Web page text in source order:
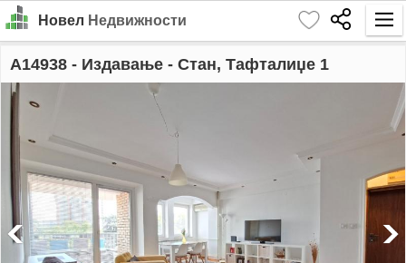
Новел Недвижности
Почетна
Продажба
За Нас
Контакт
A14938 - Издавање - Стан, Тафталиџе 1